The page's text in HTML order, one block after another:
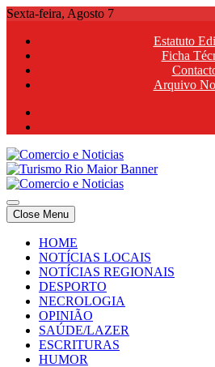
Skip
content
Sexta-feira, Agosto 7
Estatuto
Ficha
Arquivo
Comercio e Noticias
Notícias e Publicidade Online
Comercio e Noticias
Notícias e Publicidade Online
Close Menu
HOME
NOTÍCIAS LOCAIS
NOTÍCIAS REGIONAIS
DESPORTO
NECROLOGIA
OPINIÃO
SAÚDE/LAZER
ESCRITURAS
HUMOR